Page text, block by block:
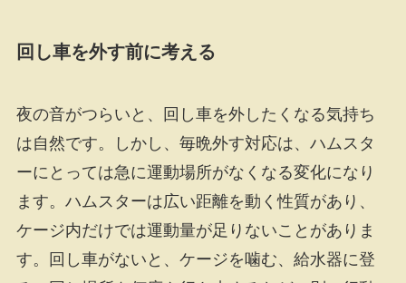
回し車を外す前に考える
夜の音がつらいと、回し車を外したくなる気持ち
は自然です。しかし、毎晩外す対応は、ハムスタ
ーにとっては急に運動場所がなくなる変化になり
ます。ハムスターは広い距離を動く性質があり、
ケージ内だけでは運動量が足りないことがありま
す。回し車がないと、ケージを噛む、給水器に登